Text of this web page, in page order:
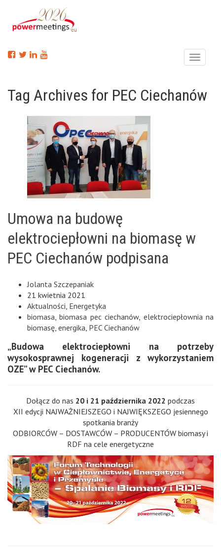
Menu
Tag Archives for PEC Ciechanów
Umowa na budowę
elektrociepłowni na biomasę w
PEC Ciechanów podpisana
Jolanta Szczepaniak
21 kwietnia 2021
Aktualności Energetyka
biomasa ,biomasa pec ciechanów, elektrociepłownia na
biomasę energika PEC Ciechanów
„Budowa elektrociepłowni na potrzeby
wysokosprawnej kogeneracji z wykorzystaniem
OZE” w PEC Ciechanów.
Dołącz do nas 20 i 21 października 2022 podczas
XII edycji NAJWAŻNIEJSZEGO i NAJWIĘKSZEGO jesiennego
spotkania branży
ODBIORCÓW – DOSTAWCÓW – PRODUCENTÓW biomasy i
RDF na cele energetyczne